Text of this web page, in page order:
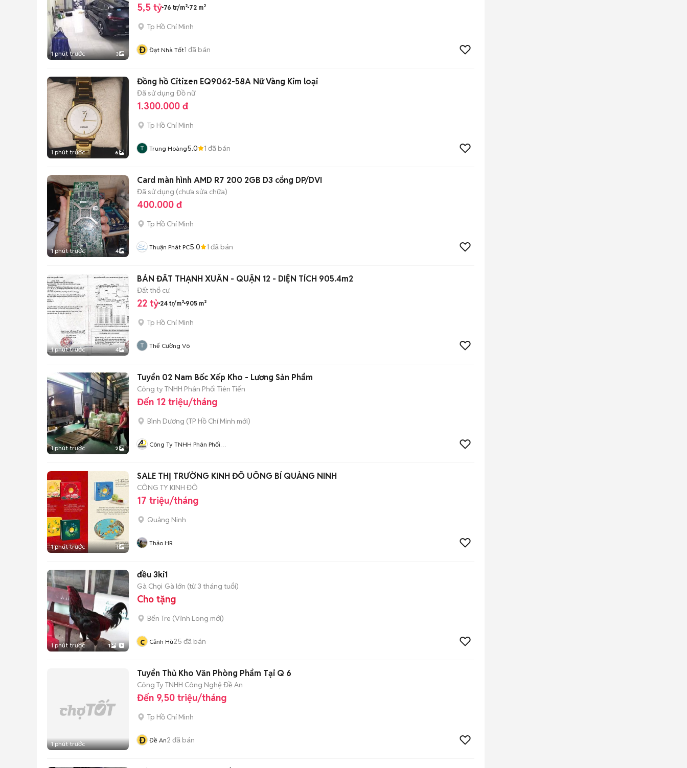
1 phút trước 3
5,5 tỷ 76 tr/m² 72 m²
Tp Hồ Chí Minh
Đ Đạt Nhà Tốt1 đã bán
1 phút trước 6
Đồng hồ Citizen EQ9062-58A Nữ Vàng Kim loại
Đã sử dụng Đồ nữ
1.300.000 đ
Tp Hồ Chí Minh
Trung Hoàng5.0 1 đã bán
1 phút trước 4
Card màn hình AMD R7 200 2GB D3 cổng DP/DVI
Đã sử dụng (chưa sửa chữa)
400.000 đ
Tp Hồ Chí Minh
Thuận Phát PC5.0 1 đã bán
1 phút trước 4
BÁN ĐẤT THẠNH XUÂN - QUẬN 12 - DIỆN TÍCH 905.4m2
Đất thổ cư
22 tỷ 24 tr/m² 905 m²
Tp Hồ Chí Minh
Thế Cường Võ
1 phút trước 2
Tuyển 02 Nam Bốc Xếp Kho - Lương Sản Phẩm
Công ty TNHH Phân Phối Tiên Tiến
Đến 12 triệu/tháng
Bình Dương (TP Hồ Chí Minh mới)
Công Ty TNHH Phân Phối
1 phút trước 1
SALE THỊ TRƯỜNG KINH ĐÔ UÔNG BÍ QUẢNG NINH
CÔNG TY KINH ĐÔ
17 triệu/tháng
Quảng Ninh
Thảo HR
1 phút trước 1
đều 3ki1
Gà Chọi Gà lớn (từ 3 tháng tuổi)
Cho tặng
Bến Tre (Vĩnh Long mới)
c Cảnh Hù25 đã bán
1 phút trước
Tuyển Thủ Kho Văn Phòng Phẩm Tại Q 6
Công Ty TNHH Công Nghệ Đề An
Đến 9,50 triệu/tháng
Tp Hồ Chí Minh
Đ Đề An2 đã bán